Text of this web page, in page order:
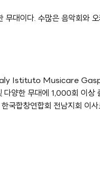
대이다. 수많은 음악회와
Italy Istituto Musicare
양한 무대에 1,000회 이상
국합창연합회 전남지회 이